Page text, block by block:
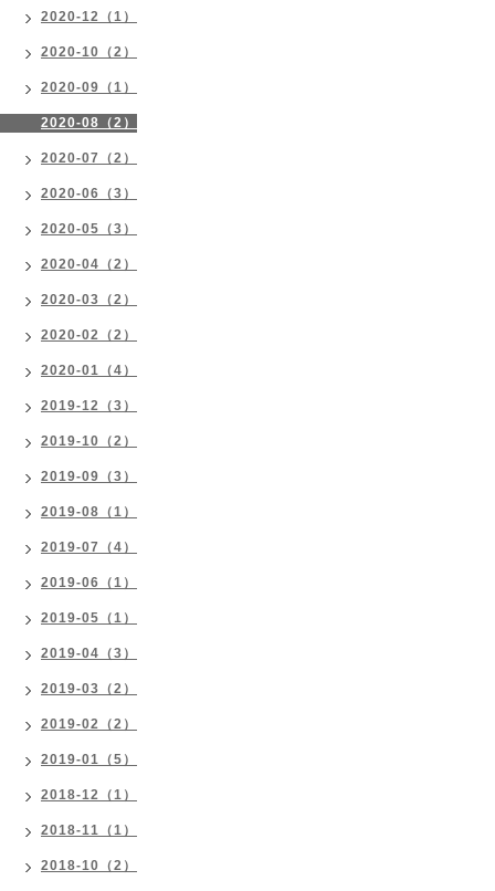
2020-12（1）
2020-10（2）
2020-09（1）
2020-08（2）
2020-07（2）
2020-06（3）
2020-05（3）
2020-04（2）
2020-03（2）
2020-02（2）
2020-01（4）
2019-12（3）
2019-10（2）
2019-09（3）
2019-08（1）
2019-07（4）
2019-06（1）
2019-05（1）
2019-04（3）
2019-03（2）
2019-02（2）
2019-01（5）
2018-12（1）
2018-11（1）
2018-10（2）